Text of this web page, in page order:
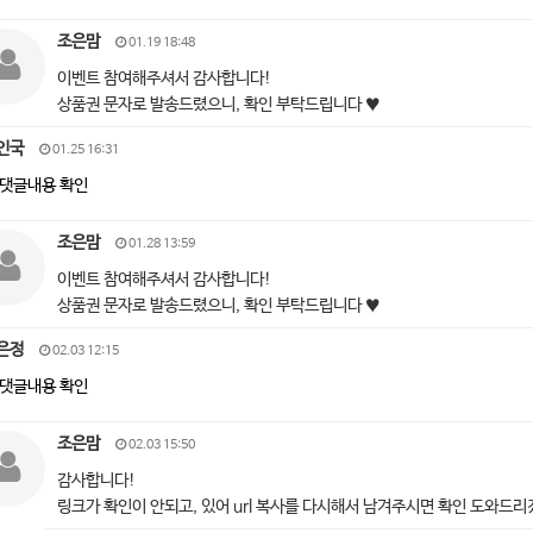
조은맘 01.19 18:48
이벤트 참여해주셔서 감사합니다!
상품권 문자로 발송드렸으니, 확인 부탁드립니다 ♥
국 01.25 16:31
댓글내용 확인
조은맘 01.28 13:59
이벤트 참여해주셔서 감사합니다!
상품권 문자로 발송드렸으니, 확인 부탁드립니다 ♥
정 02.03 12:15
댓글내용 확인
조은맘 02.03 15:50
감사합니다!
링크가 확인이 안되고, 있어 url 복사를 다시해서 남겨주시면 확인 도와드리